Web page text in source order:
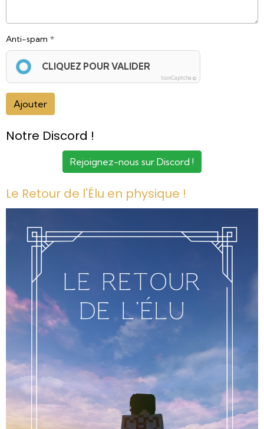
Anti-spam
CLIQUEZ POUR VALIDER
IconCaptcha ©
Ajouter
Notre Discord !
Rejoignez-nous sur Discord !
Le Retour de l'Élu en physique !